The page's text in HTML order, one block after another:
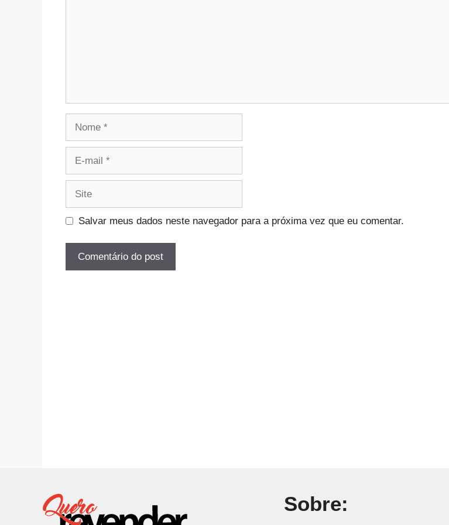
Salvar meus dados neste navegador para a próxima vez que eu comentar.
Sobre: